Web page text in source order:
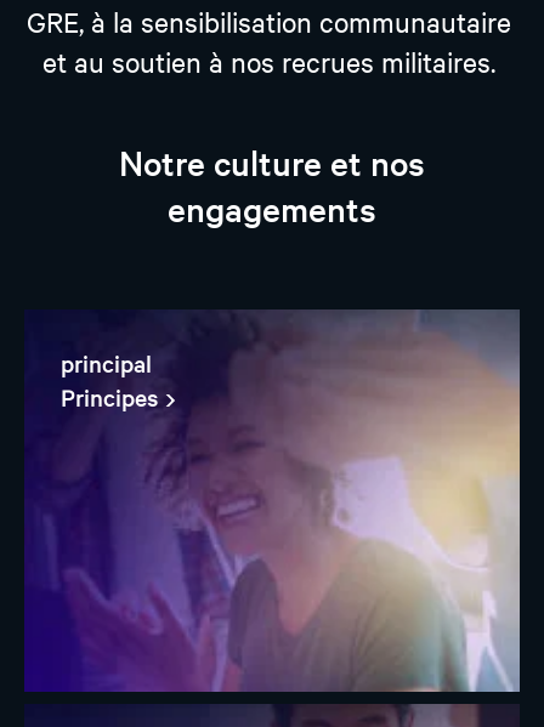
Notre processus et le démarrage
Soutien aux employés
GRE, à la sensibilisation communautaire
et au soutien à nos recrues militaires.
Notre culture et nos
engagements
principal
Principes